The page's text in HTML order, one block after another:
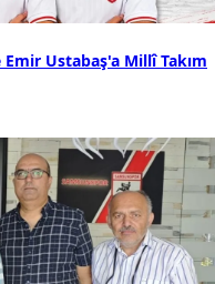
Emir Ustabaş'a Millî Takım